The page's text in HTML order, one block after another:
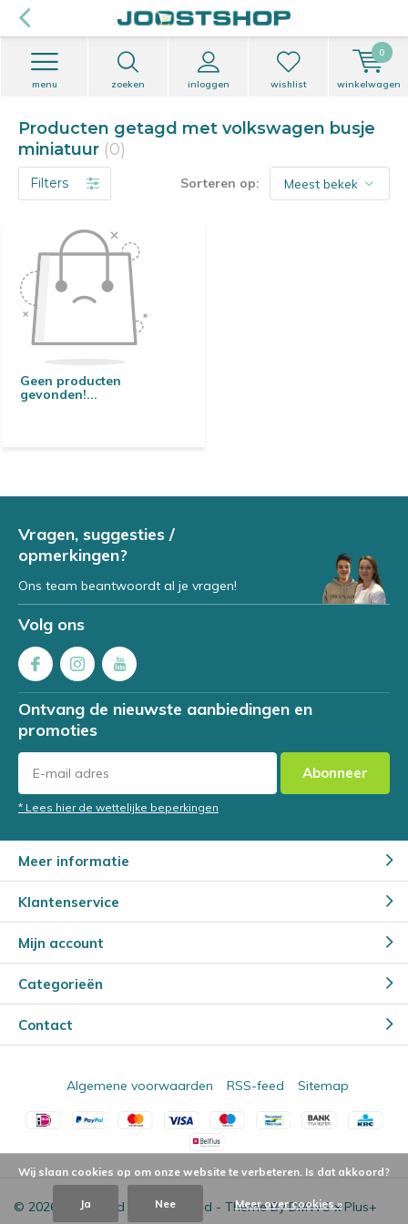
zoeken inloggen
menu wishlist winkelwagen
0
Producten getagd met volkswagen busje
miniatuur (0)
Filters Sorteren op:
Geen producten
gevonden!...
Vragen, suggesties /
opmerkingen?
Ons team beantwoordt al je vragen!
Volg ons
Ontvang de nieuwste aanbiedingen en
promoties
Abonneer
* Lees hier de wettelijke beperkingen
Meer informatie
Klantenservice
Mijn account
Categorieën
Contact
© 2026 - Powered by Lightspeed - Theme ByDMWSxPlus+
Algemene voorwaarden RSS-feed Sitemap
Wij slaan cookies op om onze website te verbeteren. Is dat akkoord?
Ja Nee Meer over cookies »